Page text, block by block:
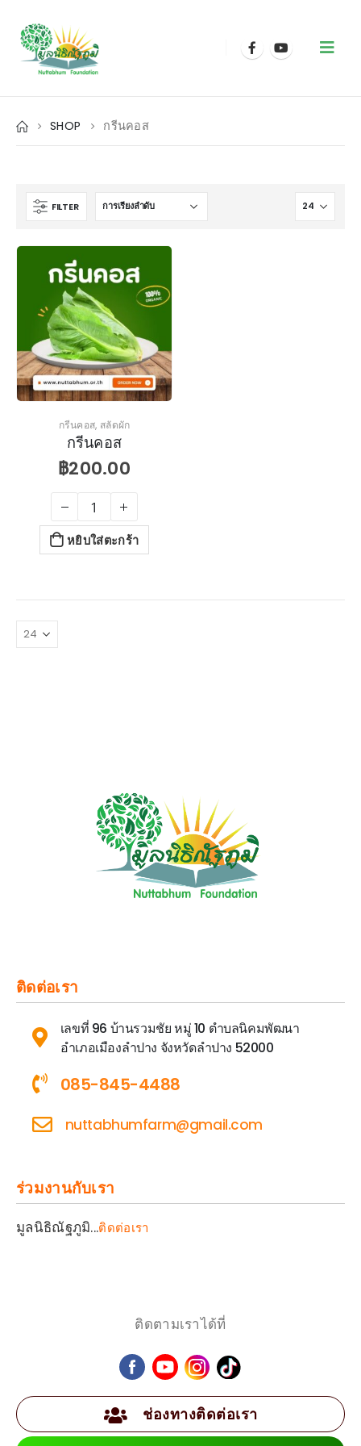
SHOP กรีนคอส
FILTER
กรีนคอส, สลัดผัก
กรีนคอส
฿200.00
หยิบใส่ตะกร้า
ติดต่อเรา
เลขที่ 96 บ้านรวมชัย หมู่ 10 ตำบลนิคมพัฒนา
อำเภอเมืองลำปาง จังหวัดลำปาง 52000
085-845-4488
nuttabhumfarm@gmail.com
ร่วมงานกับเรา
มูลนิธิณัฐภูมิ...ติดต่อเรา
ติดตามเราได้ที่
ช่องทางติดต่อเรา